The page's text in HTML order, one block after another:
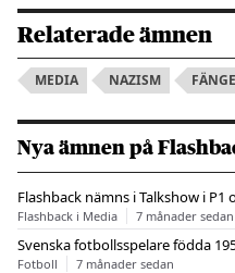
Relaterade ämnen
MEDIA NAZISM
Nya ämnen på
Flashback nämns i Talkshow i
Flashback i Media 7 månader sedan
Svenska fotbollsspelare födda
Fotboll 7 månader sedan